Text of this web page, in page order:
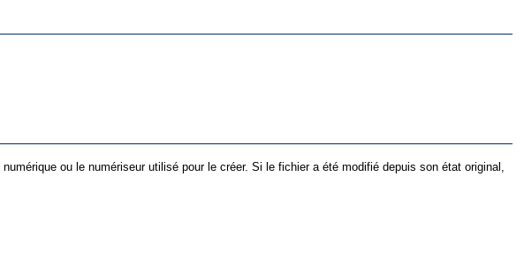
ou le numériseur utilisé pour le créer. Si le fichier a été modifié depuis son état original,